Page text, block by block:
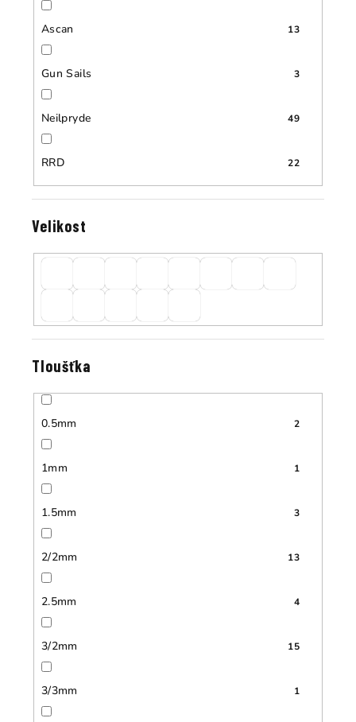
Ascan 13
Gun Sails 3
Neilpryde 49
RRD 22
Velikost
Tloušťka
0.5mm 2
1mm 1
1.5mm 3
2/2mm 13
2.5mm 4
3/2mm 15
3/3mm 1